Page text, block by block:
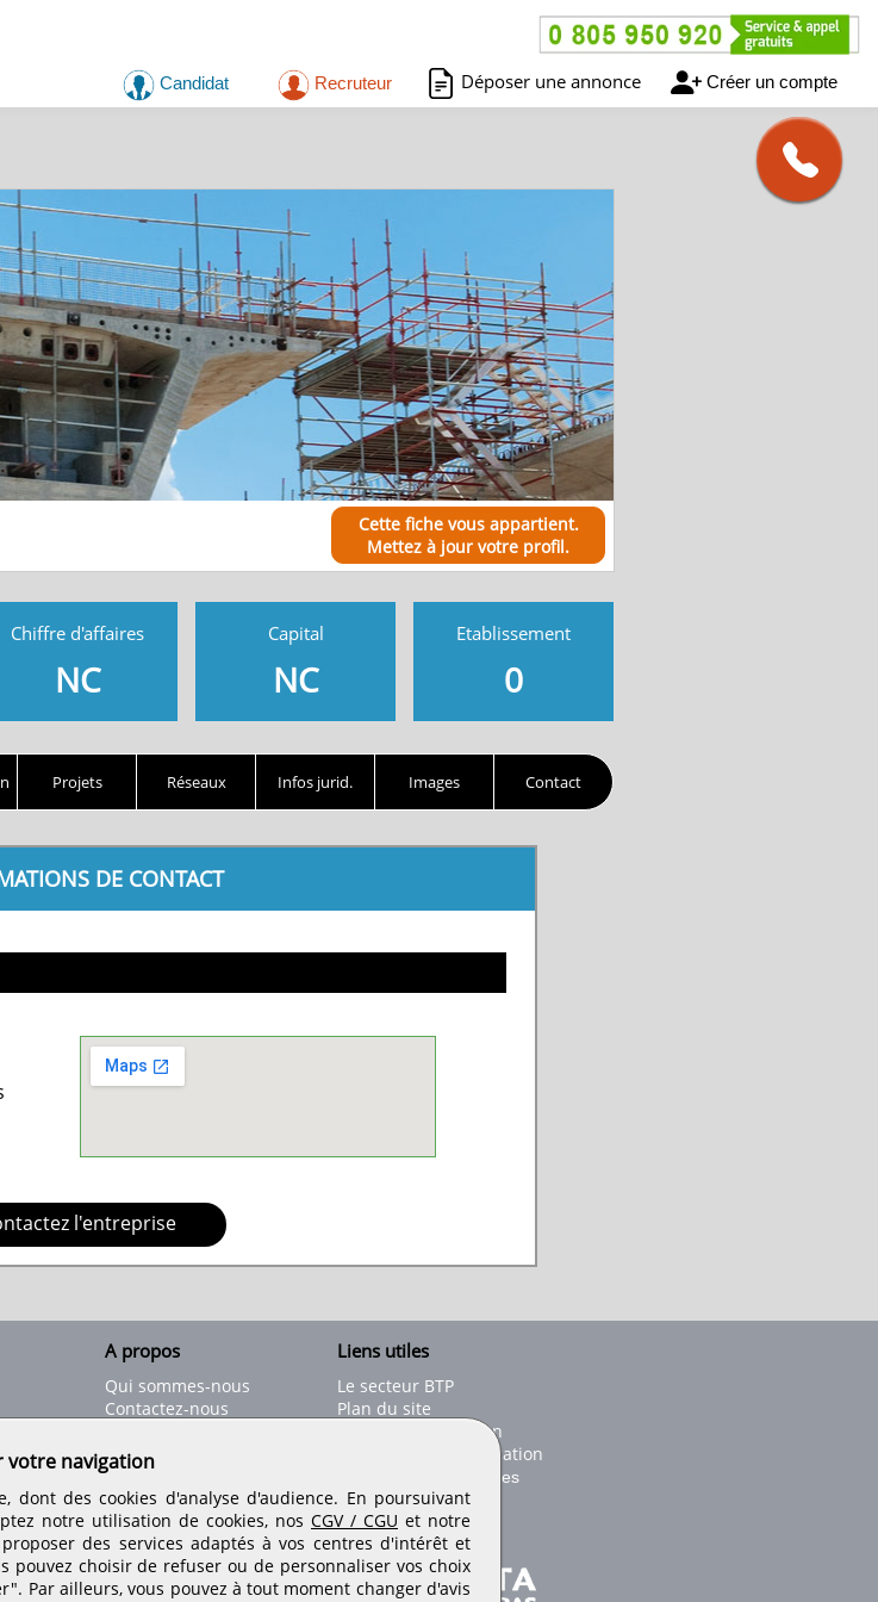
Candidat Recruteur Déposer une annonce Créer un compte
Cette fiche vous appartient.
Mettez à jour votre profil.
Chiffre d'affaires
NC
Capital
NC
Etablissement
0
Projets Réseaux Infos jurid. Images Contact
DE CONTACT
l'entreprise
A propos
Qui sommes-nous
Contactez-nous
Informations légales
Conditions générales
Rejoignez nos équipes
Liens utiles
Le secteur BTP
Plan du site
Conseils d'utilisation
Conditions de publication
Paramètres des cookies
nous sur les réseaux sociaux
votre navigation
dont des cookies d'analyse d'audience. En poursuivant
notre utilisation de cookies, nos CGV / CGU et notre
des services adaptés à vos centres d'intérêt et
pouvez choisir de refuser ou de personnaliser vos choix
Par ailleurs, vous pouvez à tout moment changer d'avis